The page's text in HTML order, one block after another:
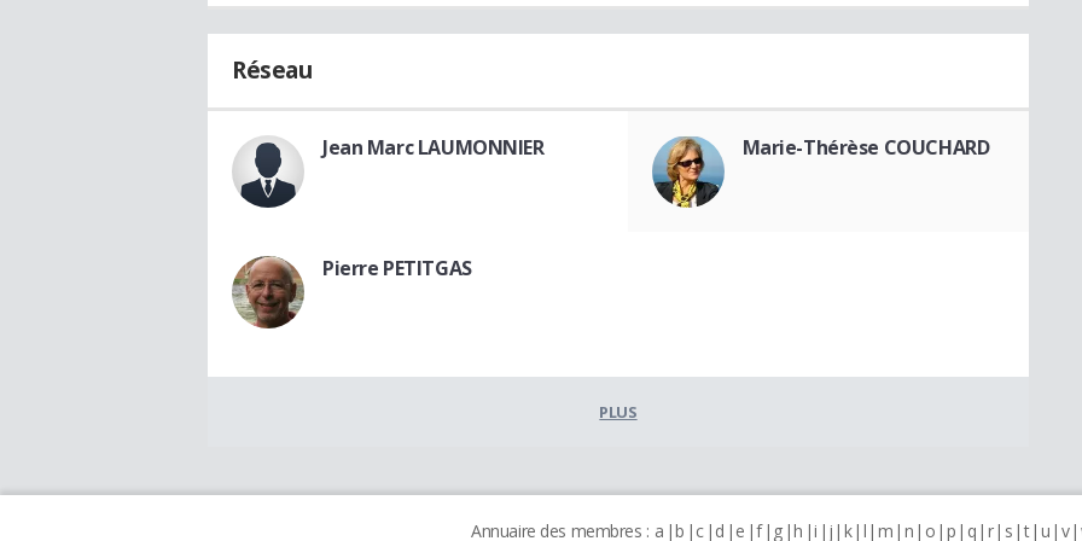
Réseau
Jean Marc LAUMONNIER Marie-Thérèse COUCHARD
Pierre PETITGAS
PLUS
Annuaire des membres : a b c d e f g h i j k l m n o p q r s t u v